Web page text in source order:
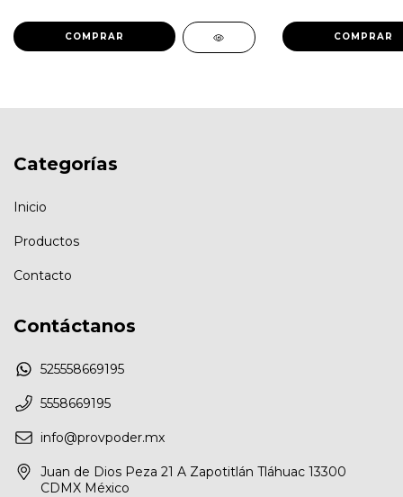
Categorías
Inicio
Productos
Contacto
Contáctanos
525558669195
5558669195
info@provpoder.mx
Juan de Dios Peza 21 A Zapotitlán Tláhuac 13300
CDMX México